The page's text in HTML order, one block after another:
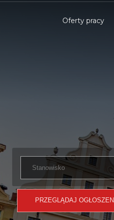
Oferty pracy